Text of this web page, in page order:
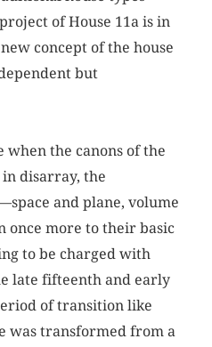
of House 11a is in
concept of the house
but
when the canons of the
disarray, the
and plane, volume
more to their basic
to be charged with
late fifteenth and early
of transition like
was transformed from a